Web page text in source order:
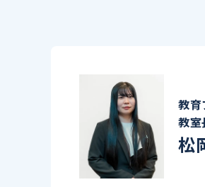
教育
教室
松